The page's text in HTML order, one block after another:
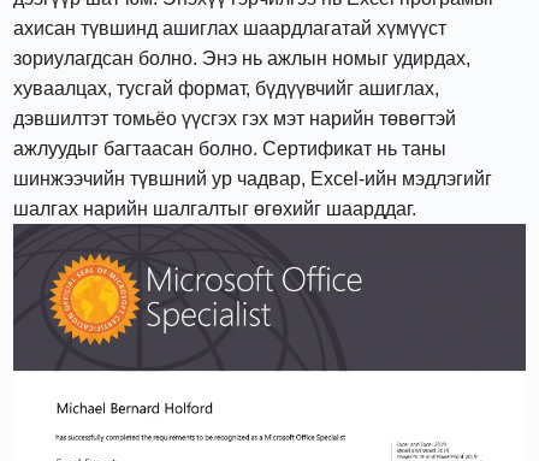
ахисан түвшинд ашиглах шаардлагатай хүмүүст
зориулагдсан болно. Энэ нь ажлын номыг удирдах,
хуваалцах, тусгай формат, бүдүүвчийг ашиглах,
дэвшилтэт томьёо үүсгэх гэх мэт нарийн төвөгтэй
ажлуудыг багтаасан болно. Сертификат нь таны
шинжээчийн түвшний ур чадвар, Excel-ийн мэдлэгийг
шалгах нарийн шалгалтыг өгөхийг шаарддаг.